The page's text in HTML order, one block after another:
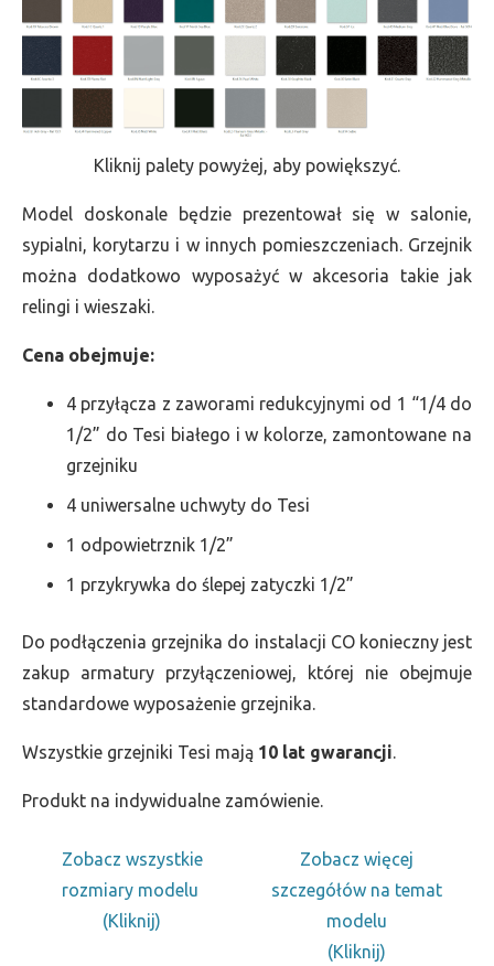
Kliknij palety powyżej, aby powiększyć.
Model doskonale będzie prezentował się w salonie,
sypialni, korytarzu i w innych pomieszczeniach. Grzejnik
można dodatkowo wyposażyć w akcesoria takie jak
relingi i wieszaki.
Cena obejmuje:
4 przyłącza z zaworami redukcyjnymi od 1 “1/4 do
1/2” do Tesi białego i w kolorze, zamontowane na
grzejniku
4 uniwersalne uchwyty do Tesi
1 odpowietrznik 1/2”
1 przykrywka do ślepej zatyczki 1/2”
Do podłączenia grzejnika do instalacji CO konieczny jest
zakup armatury przyłączeniowej, której nie obejmuje
standardowe wyposażenie grzejnika.
Wszystkie grzejniki Tesi mają 10 lat gwarancji.
Produkt na indywidualne zamówienie.
Zobacz wszystkie
rozmiary modelu
(Kliknij)
Zobacz więcej
szczegółów na temat
modelu
(Kliknij)